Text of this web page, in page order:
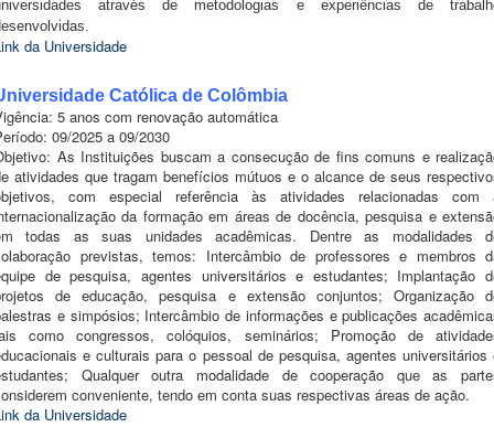
através de metodologias e experiências de
da Universidade
Católica de Colômbia
5 anos com renovação automática
09/2025 a 09/2030
As Instituições buscam a consecução de fins comuns e
atividades que tragam benefícios mútuos e o alcance de seus
com especial referência às atividades relacionadas com
da formação em áreas de docência, pesquisa e
todas as suas unidades acadêmicas. Dentre as modalidades
previstas, temos: Intercâmbio de professores e membros
de pesquisa, agentes universitários e estudantes; Implantação
de educação, pesquisa e extensão conjuntos; Organização
e simpósios; Intercâmbio de informações e publicações
como congressos, colóquios, seminários; Promoção de
e culturais para o pessoal de pesquisa, agentes universitários
Qualquer outra modalidade de cooperação que as
conveniente, tendo em conta suas respectivas áreas de ação.
da Universidade